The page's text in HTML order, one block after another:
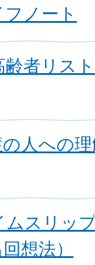
ノート
者リス
人への
スリッ
想法）